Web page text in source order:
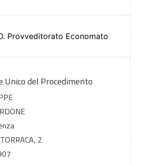
Provveditorato Economato
Unico del Procedimento
2